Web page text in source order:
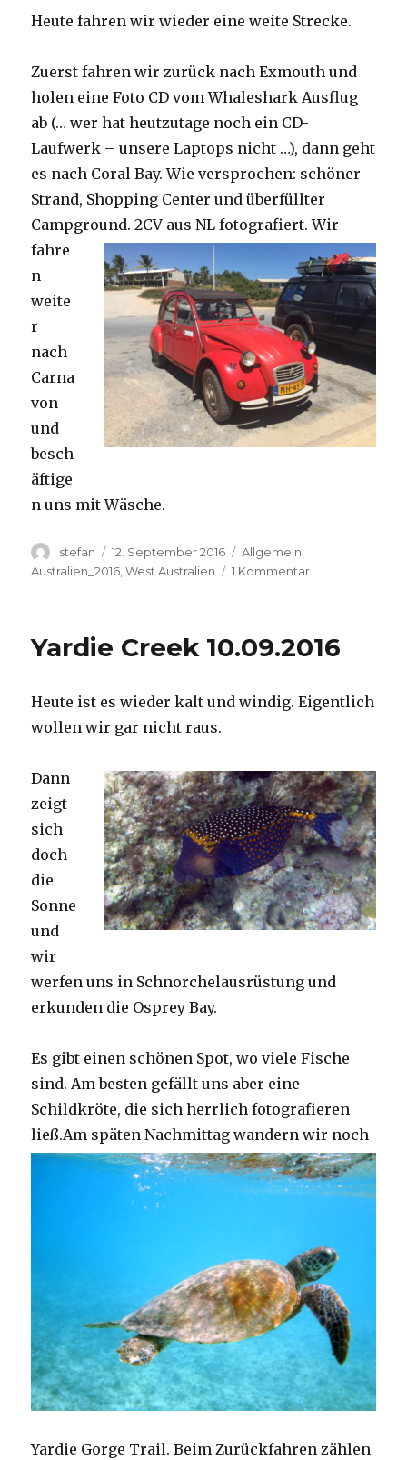
Heute fahren wir wieder eine weite Strecke.
Zuerst fahren wir zurück nach Exmouth und
holen eine Foto CD vom Whaleshark Ausflug
ab (… wer hat heutzutage noch ein CD-
Laufwerk – unsere Laptops nicht …), dann geht
es nach Coral Bay. Wie versprochen: schöner
Strand, Shopping Center und überfüllter
Campground.2CV aus NL fotografiert. Wir
fahre
n
weite
r
nach
Carna
von
und
besch
äftige
n uns mit Wäsche.
Autor
stefan
Veröffentlicht
am
12. September 2016 Kategorien
Allgemein
Australien_2016 ,West Australien 1 Kommentarzu
Yardie Creek 10.09.2016
Heute ist es wieder kalt und windig. Eigentlich
wollen wir gar nicht raus.
Dann
zeigt
sich
doch
die
Sonne
und
wir
werfen uns in Schnorchelausrüstung und
erkunden die Osprey Bay.
Es gibt einen schönen Spot, wo viele Fische
sind. Am besten gefällt uns aber eine
Schildkröte, die sich herrlich fotografieren
ließ.Am späten Nachmittag wandern wir noch
Yardie Gorge Trail. Beim Zurückfahren zählen